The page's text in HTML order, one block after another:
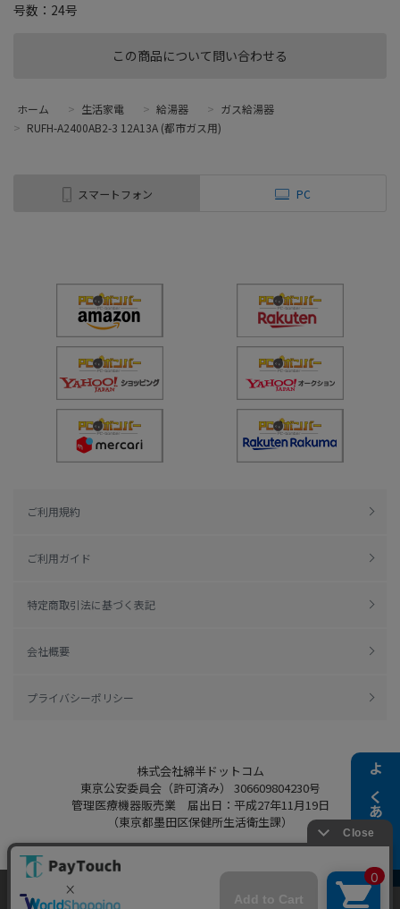
よくある質問
この商品について問い合わせる
号数：24号
ホーム > 生活家電 > 給湯器 > ガス給湯器
> RUFH-A2400AB2-3 12A13A (都市ガス用)
スマートフォン PC
ご利用規約
ご利用ガイド
特定商取引法に基づく表記
会社概要
プライバシーポリシー
株式会社綿半ドットコム
東京公安委員会（許可済み） 306609804230号
管理医療機器販売業 届出日：平成27年11月19日
（東京都墨田区保健所生活衛生課）
当ウェブサイトでは、お客様により良いサービス